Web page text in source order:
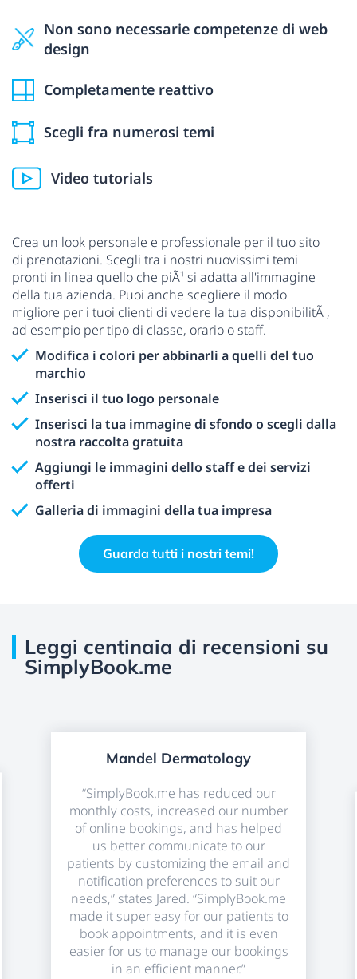
Non sono necessarie competenze di web
design
Completamente reattivo
Scegli fra numerosi temi
Video tutorials
Crea un look personale e professionale per il tuo sito
di prenotazioni. Scegli tra i nostri nuovissimi temi
pronti in linea quello che piÃ¹ si adatta all'immagine
della tua azienda. Puoi anche scegliere il modo
migliore per i tuoi clienti di vedere la tua disponibilitÃ ,
ad esempio per tipo di classe, orario o staff.
Modifica i colori per abbinarli a quelli del tuo
marchio
Inserisci il tuo logo personale
Inserisci la tua immagine di sfondo o scegli dalla
nostra raccolta gratuita
Aggiungi le immagini dello staff e dei servizi
offerti
Galleria di immagini della tua impresa
Guarda tutti i nostri temi!
Leggi centinaia di recensioni su
SimplyBook.me
Mandel Dermatology
“SimplyBook.me has reduced our
monthly costs, increased our number
of online bookings, and has helped
us better communicate to our
patients by customizing the email and
notification preferences to suit our
needs,” states Jared. “SimplyBook.me
made it super easy for our patients to
book appointments, and it is even
easier for us to manage our bookings
in an efficient manner.”